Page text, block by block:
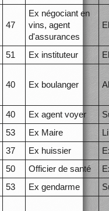
47
Ex négociant en
vins, agent
d'assurances
51 Ex instituteur
40 Ex boulanger
40 Ex agent voyer
53 Ex Maire
37 Ex huissier
50 Officier de santé
53 Ex gendarme